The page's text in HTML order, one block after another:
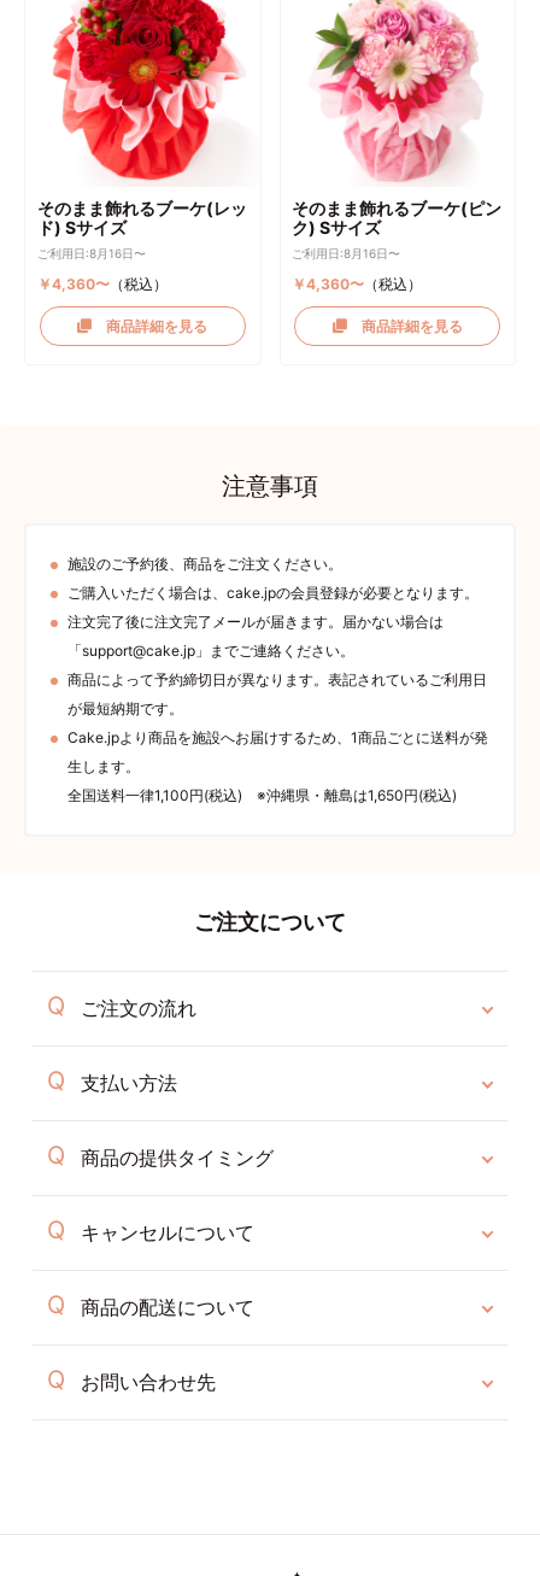
そのまま飾れるブーケ(レッ
ド) Sサイズ
ご利用日:8月16日〜
￥4,360〜（税込）
商品詳細を見る
そのまま飾れるブーケ(ピン
ク) Sサイズ
ご利用日:8月16日〜
￥4,360〜 （税込）
商品詳細を見る
注意事項
施設のご予約後、商品をご注文ください。
ご購入いただく場合は、cake.jpの会員登録が必要となります。
注文完了後に注文完了メールが届きます。届かない場合は
「support@cake.jp」までご連絡ください。
商品によって予約締切日が異なります。表記されているご利用日
が最短納期です。
Cake.jpより商品を施設へお届けするため、1商品ごとに送料が発
生します。
全国送料一律1,100円(税込) ※沖縄県・離島は1,650円(税込)
ご注文について
ご注文の流れ
支払い方法
商品の提供タイミング
キャンセルについて
商品の配送について
お問い合わせ先